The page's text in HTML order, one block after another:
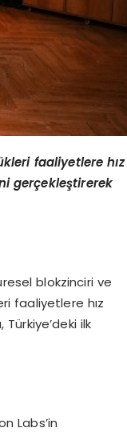
faaliyetlere hız
gerçekleştirerek
blokzinciri ve
faaliyetlere hız
ilk
Labs’in